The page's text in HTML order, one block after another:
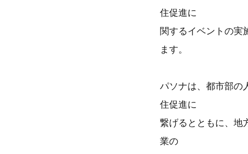
住促進に
関するイベントの実
ます。
パソナは、都市部の
住促進に
繋げるとともに、地
業の